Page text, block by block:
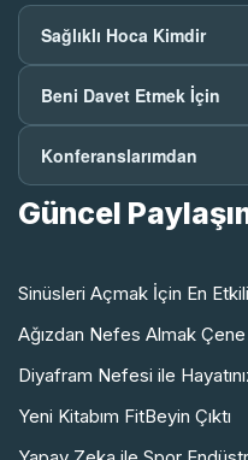
Sağlıklı Hoca Kimdir
Beni Davet Etmek İçin
Konferanslarımdan
Güncel
Sinüsleri Açmak İçin En
Ağızdan Nefes Almak Çene
Diyafram Nefesi ile
Yeni Kitabım FitBeyin Çıktı